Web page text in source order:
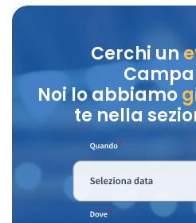
Cerchi un
Noi lo abbiamo
te nella